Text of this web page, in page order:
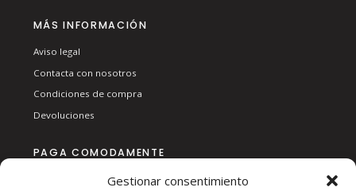
Gestionar consentimiento
MÁS INFORMACIÓN
Aviso legal
Contacta con nosotros
Condiciones de compra
Devoluciones
PAGA COMODAMENTE